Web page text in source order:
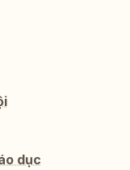
dục